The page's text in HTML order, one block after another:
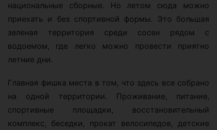
национальные сборные. Но летом сюда можно
приехать и без спортивной формы. Это большая
зеленая территория среди сосен рядом с
водоемом, где легко можно провести приятно
летние дни.
Главная фишка места в том, что здесь все собрано
на одной территории. Проживание, питание,
спортивные площадки, восстановительный
комплекс, беседки, прокат велосипедов, детские